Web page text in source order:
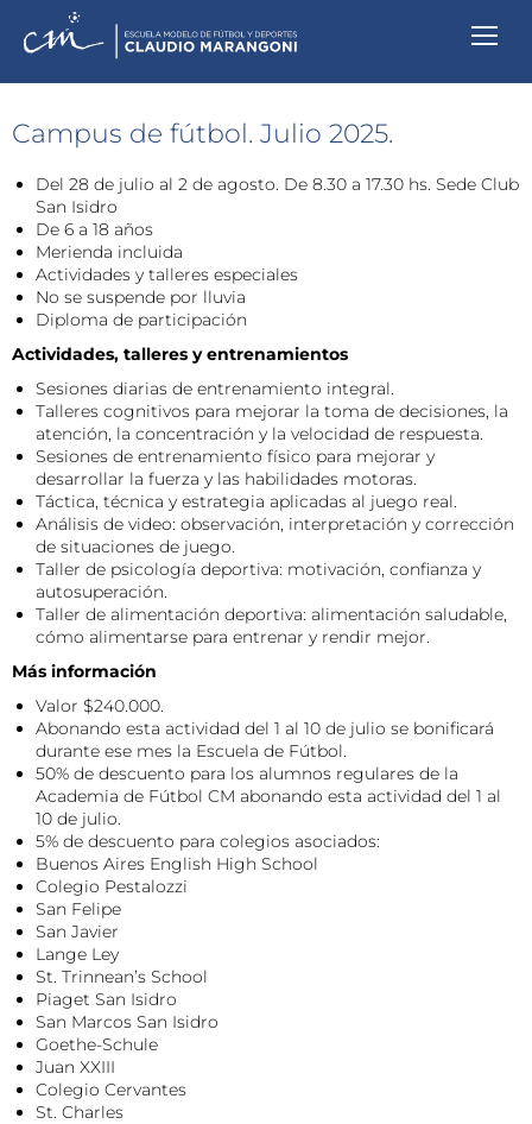
Campus de fútbol. Julio 2025.
Del 28 de julio al 2 de agosto. De 8.30 a 17.30 hs. Sede Club
San Isidro
De 6 a 18 años
Merienda incluida
Actividades y talleres especiales
No se suspende por lluvia
Diploma de participación
Actividades, talleres y entrenamientos
Sesiones diarias de entrenamiento integral.
Talleres cognitivos para mejorar la toma de decisiones, la
atención, la concentración y la velocidad de respuesta.
Sesiones de entrenamiento físico para mejorar y
desarrollar la fuerza y las habilidades motoras.
Táctica, técnica y estrategia aplicadas al juego real.
Análisis de video: observación, interpretación y corrección
de situaciones de juego.
Taller de psicología deportiva: motivación, confianza y
autosuperación.
Taller de alimentación deportiva: alimentación saludable,
cómo alimentarse para entrenar y rendir mejor.
Más información
Valor $240.000.
Abonando esta actividad del 1 al 10 de julio se bonificará
durante ese mes la Escuela de Fútbol.
50% de descuento para los alumnos regulares de la
Academia de Fútbol CM abonando esta actividad del 1 al
10 de julio.
5% de descuento para colegios asociados:
Buenos Aires English High School
Colegio Pestalozzi
San Felipe
San Javier
Lange Ley
St. Trinnean’s School
Piaget San Isidro
San Marcos San Isidro
Goethe-Schule
Juan XXIII
Colegio Cervantes
St. Charles